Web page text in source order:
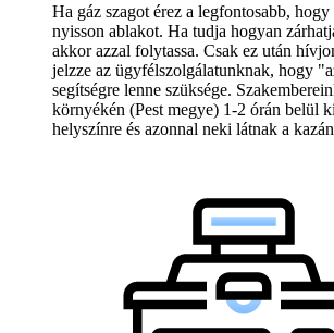
Ha gáz szagot érez a legfontosabb, hogy
nyisson ablakot. Ha tudja hogyan
akkor azzal folytassa. Csak ez után
jelzze az ügyfélszolgálatunknak, hogy
segítségre lenne szüksége.
környékén (Pest megye) 1-2 órán belül
helyszínre és azonnal neki látnak a